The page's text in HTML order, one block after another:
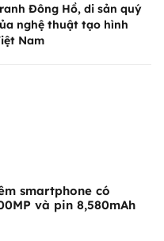
Đông Hồ, di sản quý
nghệ thuật tạo hình
Nam
smartphone có
và pin 8,580mAh